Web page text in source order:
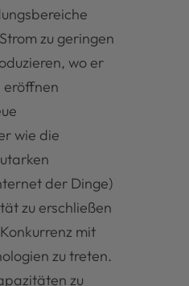
zu geringen
wo er
eröffnen
wie die
der Dinge)
zu erschließen
mit
zu treten.
zu